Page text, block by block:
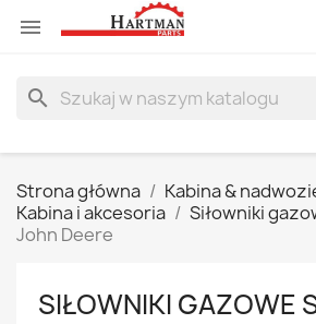

search
Strona główna
Kabina &
Kabina i akcesoria
Siłowniki
John Deere
SIŁOWNIKI GAZOWE